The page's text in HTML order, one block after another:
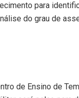
para
do grau de
de Ensino de